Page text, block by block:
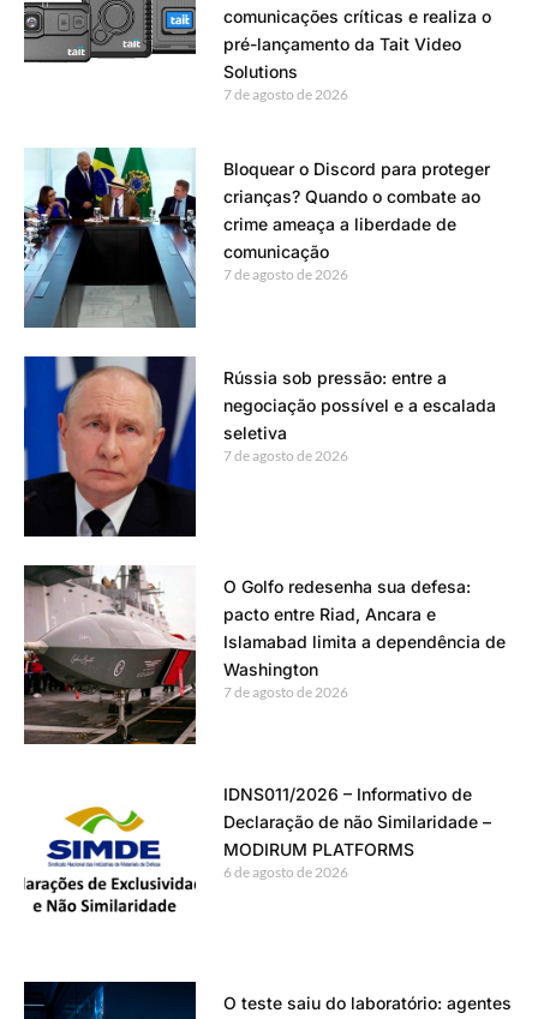
comunicações críticas e realiza o
pré-lançamento da Tait Video
Solutions
7 de agosto de 2026
Bloquear o Discord para proteger
crianças? Quando o combate ao
crime ameaça a liberdade de
comunicação
7 de agosto de 2026
Rússia sob pressão: entre a
negociação possível e a escalada
seletiva
7 de agosto de 2026
O Golfo redesenha sua defesa:
pacto entre Riad, Ancara e
Islamabad limita a dependência de
Washington
7 de agosto de 2026
IDNS011/2026 – Informativo de
Declaração de não Similaridade –
MODIRUM PLATFORMS
6 de agosto de 2026
O teste saiu do laboratório: agentes